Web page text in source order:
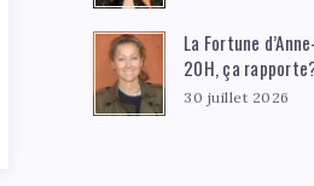
La Fortune
20H, ça
30 juillet 2026